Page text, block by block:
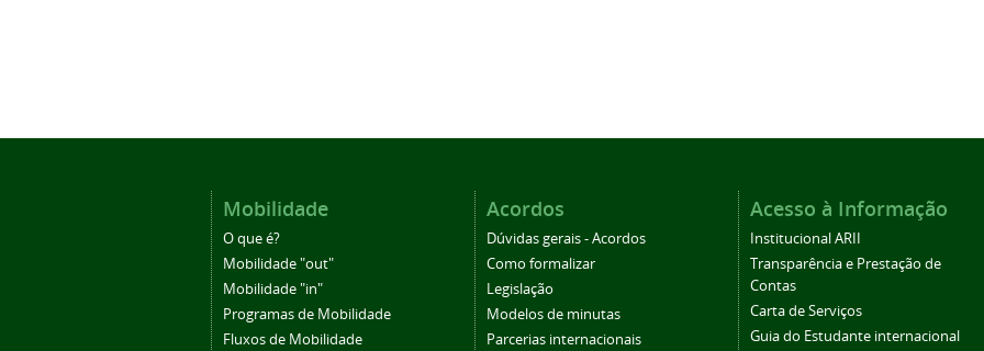
Mobilidade
O que é?
Mobilidade "out"
Mobilidade "in"
Programas de Mobilidade
Fluxos de Mobilidade
Acordos
Dúvidas gerais - Acordos
Como formalizar
Legislação
Modelos de minutas
Parcerias internacionais
Acesso à Informação
Institucional ARII
Transparência e Prestação de
Contas
Carta de Serviços
Guia do Estudante internacional